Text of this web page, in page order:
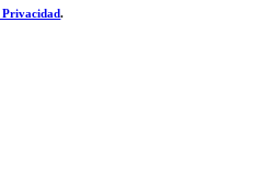
Privacidad.